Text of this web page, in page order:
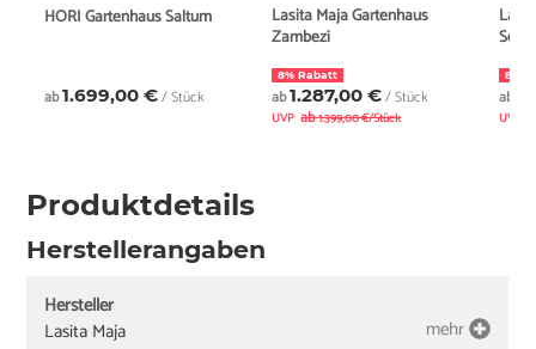
HORI Gartenhaus Saltum
ab1.699,00 €/ Stück
Lasita Maja Gartenhaus
Zambezi
8% Rabatt
ab1.287,00 €/ Stück
UVP ab1.399,00 €/Stück
8%
ab
UVP
Produktdetails
Herstellerangaben
Hersteller
Lasita Maja
mehr